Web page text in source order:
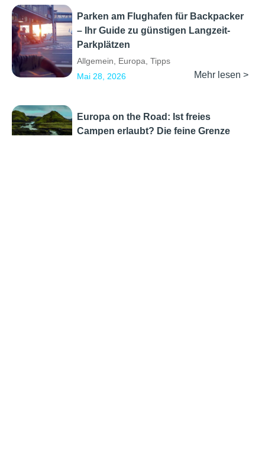
Parken am Flughafen für Backpacker
– Ihr Guide zu günstigen Langzeit-
Parkplätzen
Allgemein, Europa, Tipps
Mai 28, 2026
Mehr lesen >
Europa on the Road: Ist freies
Campen erlaubt? Die feine Grenze